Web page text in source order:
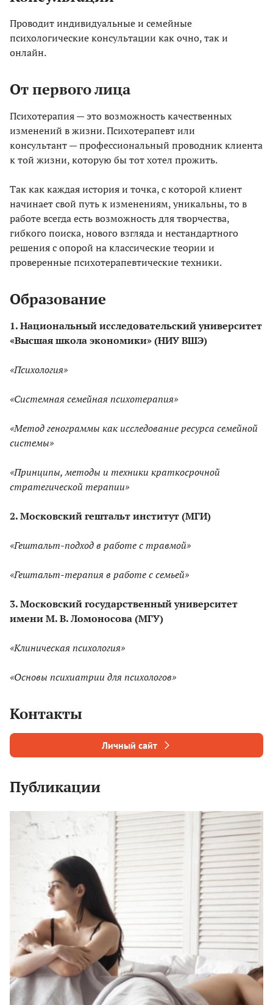
Проводит индивидуальные и семейные
психологические консультации как очно, так и
онлайн.
От первого лица
Психотерапия — это возможность качественных
изменений в жизни. Психотерапевт или
консультант — профессиональный проводник клиента
к той жизни, которую бы тот хотел прожить.
Так как каждая история и точка, с которой клиент
начинает свой путь к изменениям, уникальны, то в
работе всегда есть возможность для творчества,
гибкого поиска, нового взгляда и нестандартного
решения с опорой на классические теории и
проверенные психотерапевтические техники.
Образование
1. Национальный исследовательский университет
«Высшая школа экономики» (НИУ ВШЭ)
«Психология»
«Системная семейная психотерапия»
«Метод генограммы как исследование ресурса семейной
системы»
«Принципы, методы и техники краткосрочной
стратегической терапии»
2. Московский гештальт институт (МГИ)
«Гештальт-подход в работе с травмой»
«Гештальт-терапия в работе с семьей»
3. Московский государственный университет
имени М. В. Ломоносова (МГУ)
«Клиническая психология»
«Основы психиатрии для психологов»
Контакты
Личный сайт
Публикации